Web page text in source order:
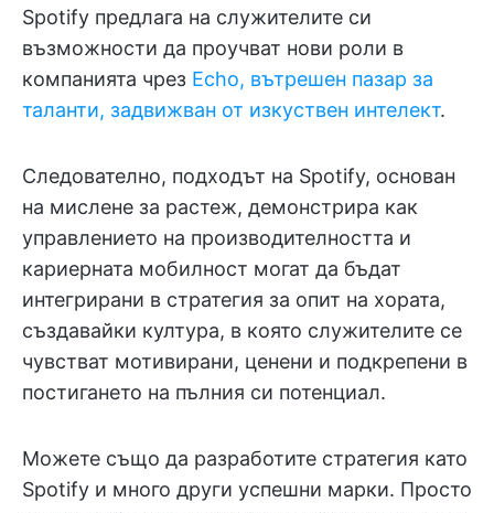
Spotify предлага на служителите си
възможности да проучват нови роли в
компанията чрез Echo, вътрешен пазар за
таланти, задвижван от изкуствен интелект.
Следователно, подходът на Spotify, основан
на мислене за растеж, демонстрира как
управлението на производителността и
кариерната мобилност могат да бъдат
интегрирани в стратегия за опит на хората,
създавайки култура, в която служителите се
чувстват мотивирани, ценени и подкрепени в
постигането на пълния си потенциал.
Можете също да разработите стратегия като
Spotify и много други успешни марки. Просто